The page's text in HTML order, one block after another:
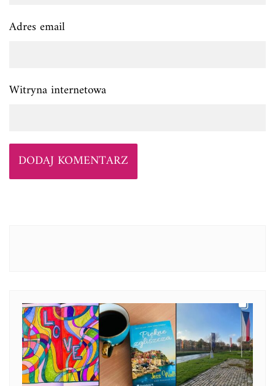
Adres email
Witryna internetowa